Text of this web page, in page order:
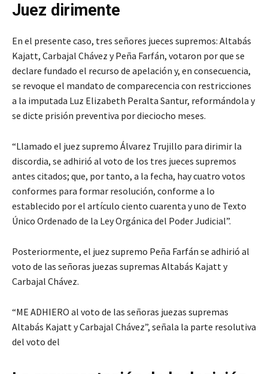
Juez dirimente
En el presente caso, tres señores jueces supremos: Altabás
Kajatt, Carbajal Chávez y Peña Farfán, votaron por que se
declare fundado el recurso de apelación y, en consecuencia,
se revoque el mandato de comparecencia con restricciones
a la imputada Luz Elizabeth Peralta Santur, reformándola y
se dicte prisión preventiva por dieciocho meses.
“Llamado el juez supremo Álvarez Trujillo para dirimir la
discordia, se adhirió al voto de los tres jueces supremos
antes citados; que, por tanto, a la fecha, hay cuatro votos
conformes para formar resolución, conforme a lo
establecido por el artículo ciento cuarenta y uno de Texto
Único Ordenado de la Ley Orgánica del Poder Judicial”.
Posteriormente, el juez supremo Peña Farfán se adhirió al
voto de las señoras juezas supremas Altabás Kajatt y
Carbajal Chávez.
“ME ADHIERO al voto de las señoras juezas supremas
Altabás Kajatt y Carbajal Chávez”, señala la parte resolutiva
del voto del